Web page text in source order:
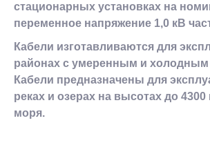
стационарных установках на
переменное напряжение 1,0 кВ
Кабели изготавливаются для
районах с умеренным и
Кабели предназначены для
реках и озерах на высотах до
моря.